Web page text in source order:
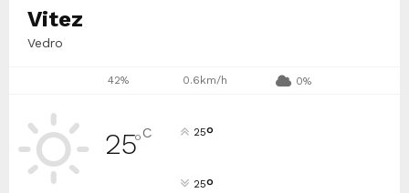
Vitez
Vedro
42% 0.6km/h 0%
25°C 25°
25°